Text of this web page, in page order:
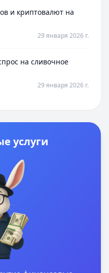
и криптовалют на
29 января 2026 г.
на сливочное
29 января 2026 г.
услуги